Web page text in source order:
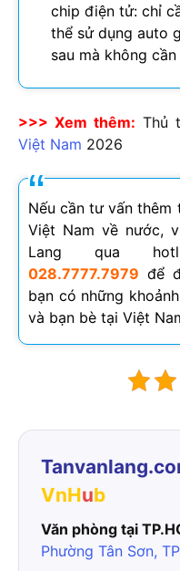
chip điện tử: chỉ
thể sử dụng auto
sau mà không
>>> Xem thêm: Thủ
Việt Nam 2026
Nếu cần tư vấn thêm
Việt Nam về nước,
Lang qua
028.7777.7979 để
bạn có những
và bạn bè tại Việt
VnHub
Văn phòng tại
Phường Tân Sơn,